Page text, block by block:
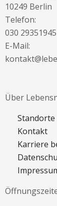
10249 Berlin
Telefon:
030 29351945
E-Mail:
Über
Standorte
Kontakt
Karriere